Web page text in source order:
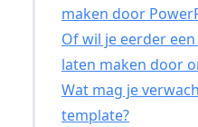
maken door
Of wil je eerder
laten maken door
Wat mag je
template?